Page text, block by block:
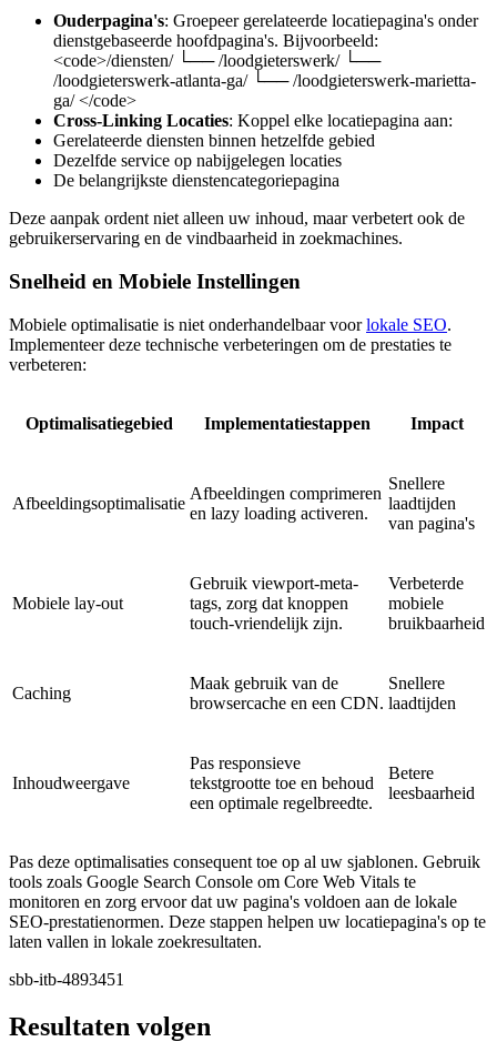
Ouderpagina's: Groepeer gerelateerde locatiepagina's onder
dienstgebaseerde hoofdpagina's. Bijvoorbeeld:
<code>/diensten/ └── /loodgieterswerk/ └──
/loodgieterswerk-atlanta-ga/ └── /loodgieterswerk-marietta-
ga/ </code>
Cross-Linking Locaties: Koppel elke locatiepagina aan:
Gerelateerde diensten binnen hetzelfde gebied
Dezelfde service op nabijgelegen locaties
De belangrijkste dienstencategoriepagina
Deze aanpak ordent niet alleen uw inhoud, maar verbetert ook de
gebruikerservaring en de vindbaarheid in zoekmachines.
Snelheid en Mobiele Instellingen
Mobiele optimalisatie is niet onderhandelbaar voorlokale SEO.
Implementeer deze technische verbeteringen om de prestaties te
verbeteren:
Optimalisatiegebied Implementatiestappen Impact
Afbeeldingsoptimalisatie
Afbeeldingen comprimeren
en lazy loading activeren.
Snellere
laadtijden
van pagina's
Mobiele lay-out
Gebruik viewport-meta-
tags, zorg dat knoppen
touch-vriendelijk zijn.
Verbeterde
mobiele
bruikbaarheid
Caching
Maak gebruik van de
browsercache en een CDN.
Snellere
laadtijden
Inhoudweergave
Pas responsieve
tekstgrootte toe en behoud
een optimale regelbreedte.
Betere
leesbaarheid
Pas deze optimalisaties consequent toe op al uw sjablonen. Gebruik
tools zoals Google Search Console om Core Web Vitals te
monitoren en zorg ervoor dat uw pagina's voldoen aan de lokale
SEO-prestatienormen. Deze stappen helpen uw locatiepagina's op te
laten vallen in lokale zoekresultaten.
sbb-itb-4893451
Resultaten volgen